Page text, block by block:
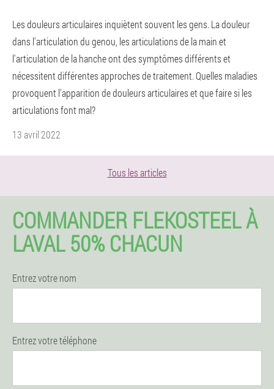
Les douleurs articulaires inquiètent souvent les gens. La douleur
dans l'articulation du genou, les articulations de la main et
l'articulation de la hanche ont des symptômes différents et
nécessitent différentes approches de traitement. Quelles maladies
provoquent l'apparition de douleurs articulaires et que faire si les
articulations font mal?
13 avril 2022
Tous les articles
COMMANDER FLEKOSTEEL À
LAVAL 50% CHACUN
Entrez votre nom
Entrez votre téléphone